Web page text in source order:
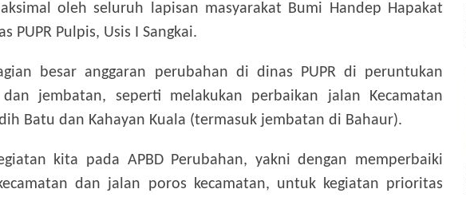
oleh seluruh lapisan masyarakat Bumi Handep Hapakat
PUPR Pulpis, Usis I Sangkai.
besar anggaran perubahan di dinas PUPR di peruntukan
jembatan, seperti melakukan perbaikan jalan Kecamatan
Batu dan Kahayan Kuala (termasuk jembatan di Bahaur).
kita pada APBD Perubahan, yakni dengan memperbaiki
dan jalan poros kecamatan, untuk kegiatan prioritas